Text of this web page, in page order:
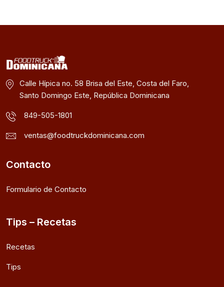
Calle Hípica no. 58 Brisa del Este, Costa del Faro,
Santo Domingo Este, República Dominicana
849-505-1801
ventas@foodtruckdominicana.com
Contacto
Formulario de Contacto
Tips – Recetas
Recetas
Tips